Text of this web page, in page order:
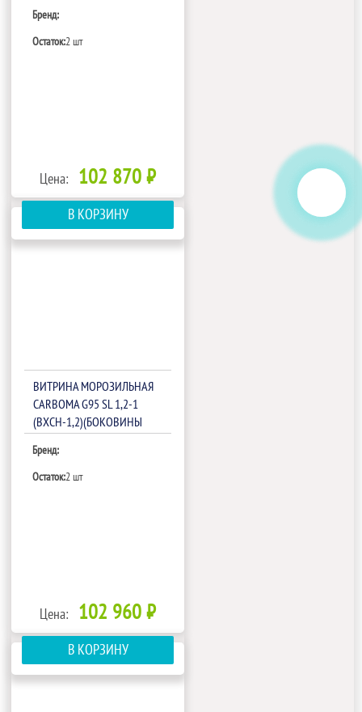
Бренд:
Остаток:2 шт
Цена: 102 870 ₽
В КОРЗИНУ
ВИТРИНА МОРОЗИЛЬНАЯ
CARBOMA G95 SL 1,2-1
(ВХСН-1,2)(БОКОВИНЫ
(1802358P.59)
Бренд:
Остаток:2 шт
Цена: 102 960 ₽
В КОРЗИНУ